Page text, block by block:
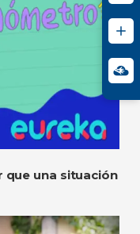
que una situación